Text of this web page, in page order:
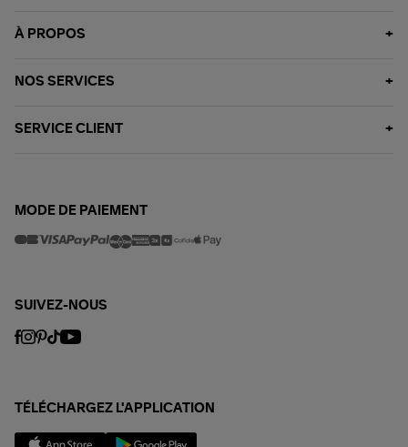
À PROPOS
NOS SERVICES
SERVICE CLIENT
MODE DE PAIEMENT
SUIVEZ-NOUS
TÉLÉCHARGEZ L'APPLICATION